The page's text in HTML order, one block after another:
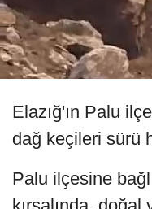
Elazığ'ın Palu
dağ keçileri sürü
Palu ilçesine